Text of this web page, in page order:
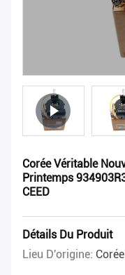
Corée Véritable
Printemps
CEED
Détails Du Produit
Lieu D'origine: